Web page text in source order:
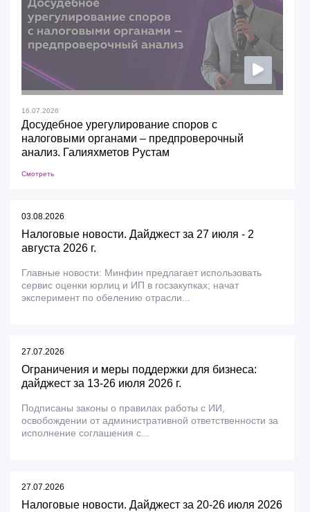
16.07.2026
Досудебное урегулирование споров с
налоговыми органами – предпроверочный
анализ. Галияхметов Рустам
Смотреть
03.08.2026
Налоговые новости. Дайджест за 27 июля - 2
августа 2026 г.
Главные новости: Минфин предлагает использовать
сервис оценки юрлиц и ИП в госзакупках; начат
эксперимент по обелению отрасли...
27.07.2026
Ограничения и меры поддержки для бизнеса:
дайджест за 13-26 июля 2026 г.
Подписаны законы о правилах работы с ИИ,
освобождении от административной ответственности за
исполнение соглашения с...
27.07.2026
Налоговые новости. Дайджест за 20-26 июля 2026